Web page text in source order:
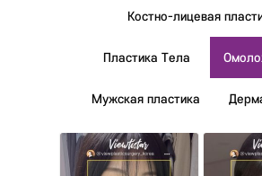
Костно-лицевая
Пластика Тела
Мужская пластика